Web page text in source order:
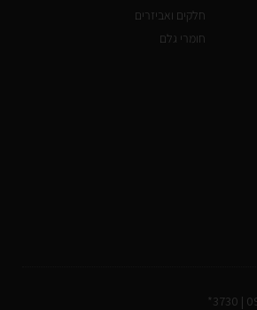
חלקים ואביזרים
חומרי גלם